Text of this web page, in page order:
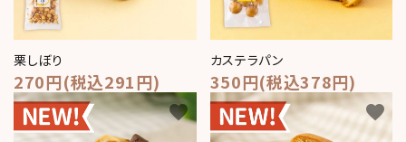
栗しぼり
270円(税込291円)
カステラパン
350円(税込378円)
favorite favorite